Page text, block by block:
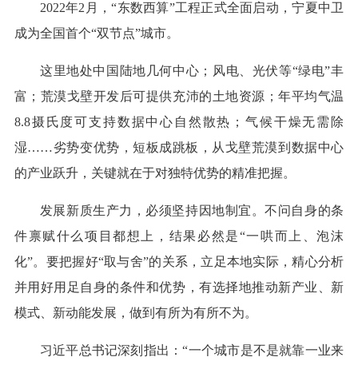
2022年2月，“东数西算”工程正式全面启动，宁夏中卫
成为全国首个“双节点”城市。
这里地处中国陆地几何中心；风电、光伏等“绿电”丰
富；荒漠戈壁开发后可提供充沛的土地资源；年平均气温
8.8摄氏度可支持数据中心自然散热；气候干燥无需除
湿……劣势变优势，短板成跳板，从戈壁荒漠到数据中心
的产业跃升，关键就在于对独特优势的精准把握。
发展新质生产力，必须坚持因地制宜。不问自身的条
件禀赋什么项目都想上，结果必然是“一哄而上、泡沫
化”。要把握好“取与舍”的关系，立足本地实际，精心分析
并用好用足自身的条件和优势，有选择地推动新产业、新
模式、新动能发展，做到有所为有所不为。
习近平总书记深刻指出：“一个城市是不是就靠一业来